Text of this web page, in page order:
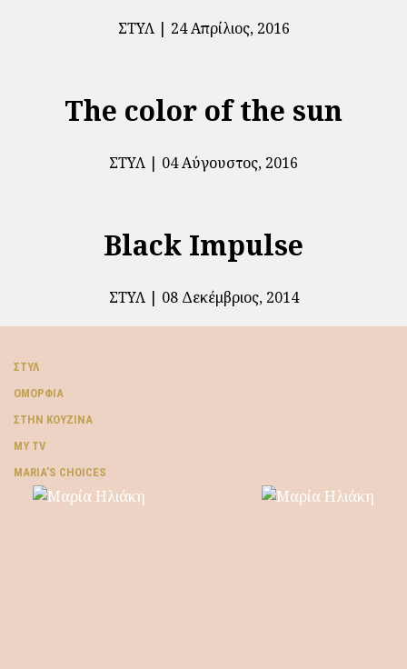
ΣΤΥΛ 24 Απρίλιος, 2016
The color of the sun
ΣΤΥΛ 04 Αύγουστος, 2016
Black Impulse
ΣΤΥΛ 08 Δεκέμβριος, 2014
ΣΤΥΛ
ΟΜΟΡΦΙΆ
ΣΤΗΝ ΚΟΥΖΊΝΑ
MY TV
ΜARIA’S CHOICES